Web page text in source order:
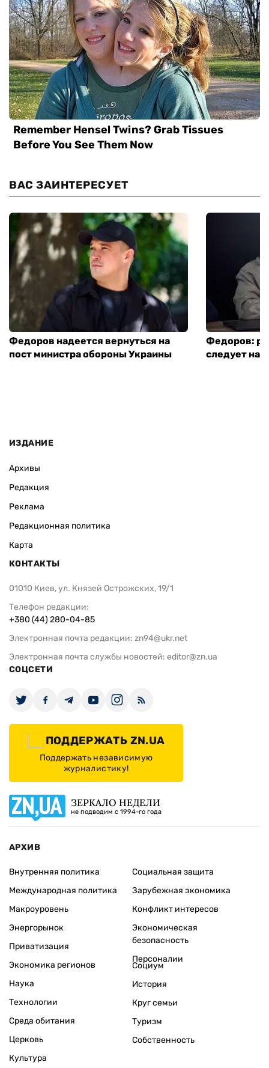
ВАС ЗАИНТЕРЕСУЕТ
Федоров надеется вернуться на
пост министра обороны Украины
Федоров:
следует
ИЗДАНИЕ
Архивы
Редакция
Реклама
Редакционная политика
Карта
КОНТАКТЫ
01010 Киев, ул. Князей Острожских, 19/1
Телефон редакции:
+380 (44) 280-04-85
Электронная почта редакции: zn94@ukr.net
Электронная почта службы новостей: editor@zn.ua
СОЦСЕТИ
ПОДДЕРЖАТЬ ZN.UA
Поддержать независимую
журналистику!
ЗЕРКАЛО НЕДЕЛИ
не подводим с 1994-го года
АРХИВ
Внутренняя политика
Международная политика
Макроуровень
Энергорынок
Приватизация
Экономика регионов
Социальная защита
Зарубежная экономика
Конфликт интересов
Экономическая
безопасность
Персоналии
Наука
Технологии
Среда обитания
Церковь
Культура
Социум
История
Круг семьи
Туризм
Собственность